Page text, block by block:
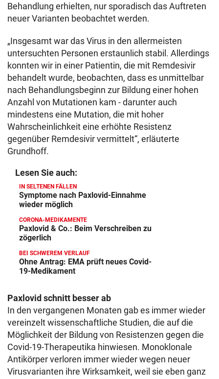
Behandlung erhielten, nur sporadisch das Auftreten
neuer Varianten beobachtet werden.
„Insgesamt war das Virus in den allermeisten
untersuchten Personen erstaunlich stabil. Allerdings
konnten wir in einer Patientin, die mit Remdesivir
behandelt wurde, beobachten, dass es unmittelbar
nach Behandlungsbeginn zur Bildung einer hohen
Anzahl von Mutationen kam - darunter auch
mindestens eine Mutation, die mit hoher
Wahrscheinlichkeit eine erhöhte Resistenz
gegenüber Remdesivir vermittelt“, erläuterte
Grundhoff.
Lesen Sie auch:
IN SELTENEN FÄLLEN
Symptome nach Paxlovid-Einnahme
wieder möglich
CORONA-MEDIKAMENTE
Paxlovid & Co.: Beim Verschreiben zu
zögerlich
BEI SCHWEREM VERLAUF
Ohne Antrag: EMA prüft neues Covid-
19-Medikament
Paxlovid schnitt besser ab
In den vergangenen Monaten gab es immer wieder
vereinzelt wissenschaftliche Studien, die auf die
Möglichkeit der Bildung von Resistenzen gegen die
Covid-19-Therapeutika hinwiesen. Monoklonale
Antikörper verloren immer wieder wegen neuer
Virusvarianten ihre Wirksamkeit, weil sie eben ganz